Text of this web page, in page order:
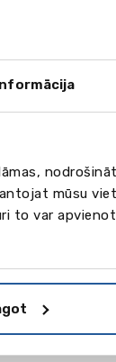
mūsu
to var